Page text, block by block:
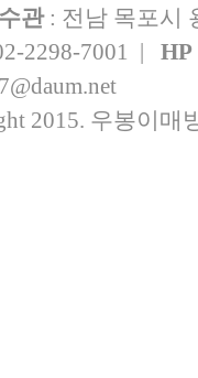
관: 전남 목포시
2298-7001 | HP
2015. 우봉이매